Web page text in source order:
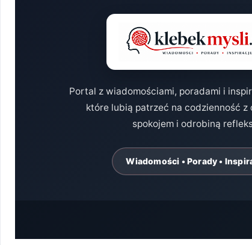
Portal z wiadomościami, poradami i
które lubią patrzeć na codzienność z
spokojem i odrobiną
Wiadomości • Porady •